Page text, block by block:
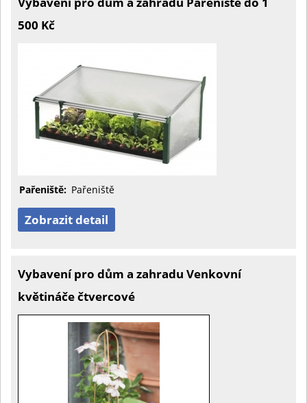
500 Kč
Pařeniště: Pařeniště
Zobrazit detail
Vybavení pro dům a zahradu Venkovní
květináče čtvercové